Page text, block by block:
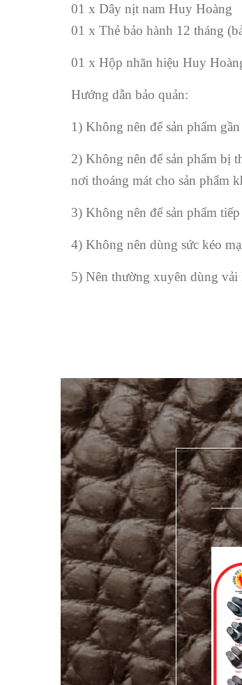
01 x Dây nịt nam Huy Hoàng
01 x Thẻ bảo hành 12 tháng
01 x Hộp nhãn hiệu Huy
Hướng dẫn bảo quản:
1) Không nên để sản phẩm
2) Không nên để sản phẩm bị
nơi thoáng mát cho sản phẩm
3) Không nên để sản phẩm
4) Không nên dùng sức kéo
5) Nên thường xuyên dùng